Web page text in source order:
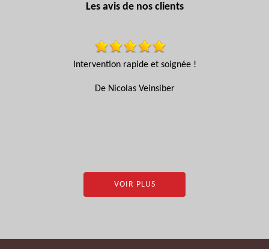
Les avis de nos clients
Intervention rapide et soignée !
De Nicolas Veinsiber
VOIR PLUS